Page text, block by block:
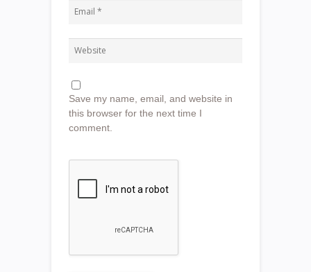
Save my name, email, and website in
this browser for the next time I
comment.